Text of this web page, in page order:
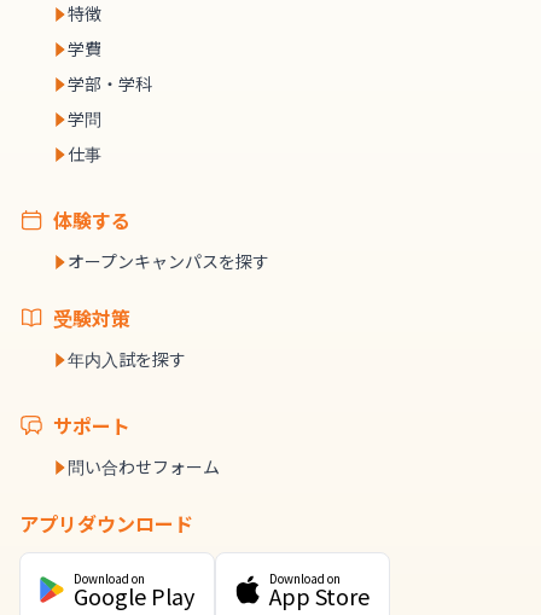
特徴
学費
学部・学科
学問
仕事
体験する
オープンキャンパスを探す
受験対策
年内入試を探す
サポート
問い合わせフォーム
アプリダウンロード
Download on
Google Play
Download on
App Store